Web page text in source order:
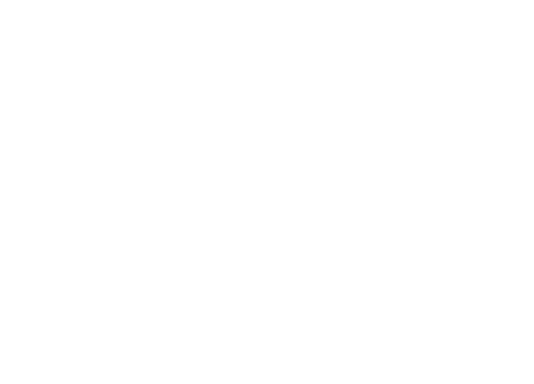
клавиш и
гранд-пиано.